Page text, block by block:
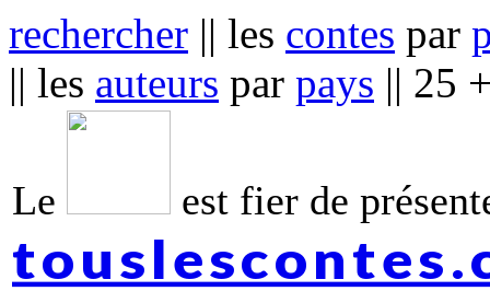
rechercher || les contes par
|| les auteurs par pays || 25
Le est fier de